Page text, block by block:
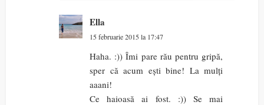
Ella
15 februarie 2015 la 17:47
Haha. :)) Îmi pare rău pentru gripă,
sper că acum ești bine! La mulți
aaani!
Ce haioasă ai fost. :)) Se mai